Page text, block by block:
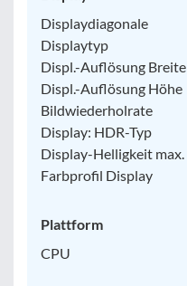
Displaydiagonale
Displaytyp
Displ.-Auflösung Breite
Displ.-Auflösung Höhe
Bildwiederholrate
Display: HDR-Typ
Display-Helligkeit max.
Farbprofil Display
Plattform
CPU